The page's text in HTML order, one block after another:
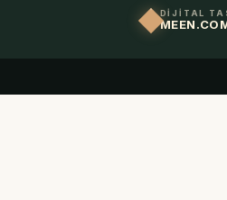
DİJİTAL